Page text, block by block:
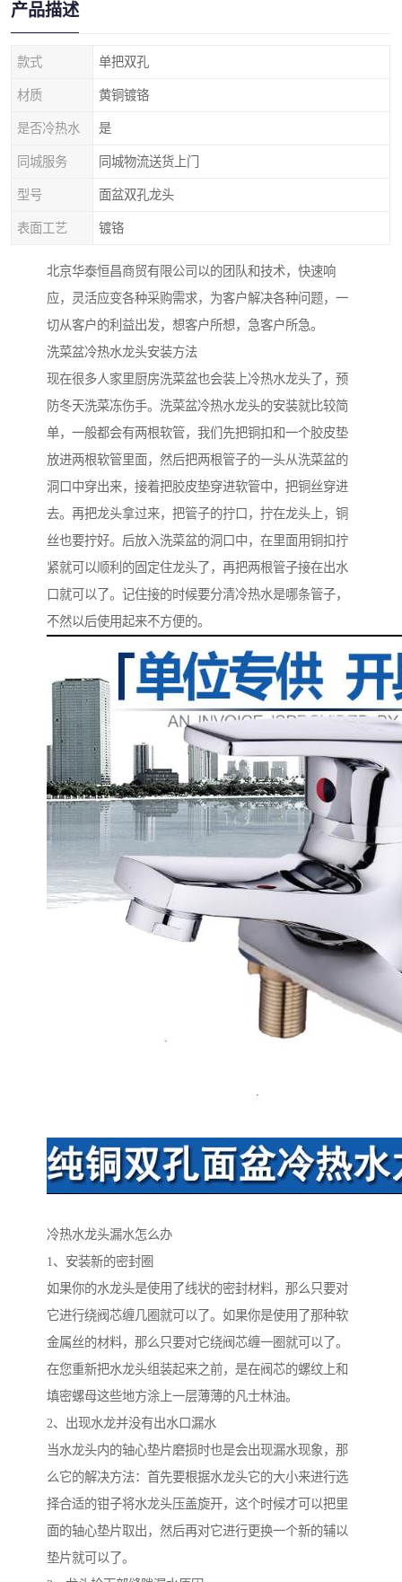
产品描述
款式 单把双孔
材质 黄铜镀铬
是否冷热水 是
同城服务 同城物流送货上门
型号 面盆双孔龙头
表面工艺 镀铬
北京华泰恒昌商贸有限公司以的团队和技术，快速响
应，灵活应变各种采购需求，为客户解决各种问题，一
切从客户的利益出发，想客户所想，急客户所急。
洗菜盆冷热水龙头安装方法
现在很多人家里厨房洗菜盆也会装上冷热水龙头了，预
防冬天洗菜冻伤手。洗菜盆冷热水龙头的安装就比较简
单，一般都会有两根软管，我们先把铜扣和一个胶皮垫
放进两根软管里面，然后把两根管子的一头从洗菜盆的
洞口中穿出来，接着把胶皮垫穿进软管中，把铜丝穿进
去。再把龙头拿过来，把管子的拧口，拧在龙头上，铜
丝也要拧好。后放入洗菜盆的洞口中，在里面用铜扣拧
紧就可以顺利的固定住龙头了，再把两根管子接在出水
口就可以了。记住接的时候要分清冷热水是哪条管子，
不然以后使用起来不方便的。
冷热水龙头漏水怎么办
1、安装新的密封圈
如果你的水龙头是使用了线状的密封材料，那么只要对
它进行绕阀芯缠几圈就可以了。如果你是使用了那种软
金属丝的材料，那么只要对它绕阀芯缠一圈就可以了。
在您重新把水龙头组装起来之前，是在阀芯的螺纹上和
填密螺母这些地方涂上一层薄薄的凡士林油。
2、出现水龙并没有出水口漏水
当水龙头内的轴心垫片磨损时也是会出现漏水现象，那
么它的解决方法：首先要根据水龙头它的大小来进行选
择合适的钳子将水龙头压盖旋开，这个时候才可以把里
面的轴心垫片取出，然后再对它进行更换一个新的辅以
垫片就可以了。